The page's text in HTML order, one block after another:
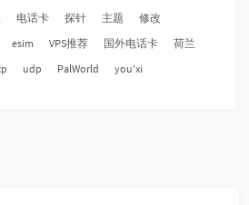
电话卡 探针 主题
修改
esim VPS推荐 国外电话卡
荷兰
udp PalWorld
you'xi